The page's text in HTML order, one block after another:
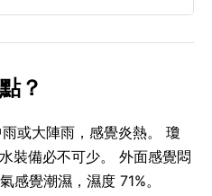
？
或大陣雨，感覺炎熱。 瓊
備必不可少。 外面感覺悶
感覺潮濕，濕度 71%。